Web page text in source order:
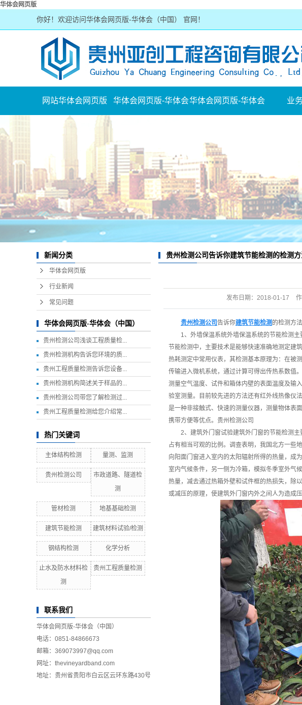
华体会网页版
你好！欢迎访问华体会网页版-华体会（中国） 官网！
网站华体会网页版 华体会网页版-华体会
组织架构
华体会网页版
公司风采
办公环境
实验室、设备间
现场检测
安全用品设备
材料设备
化学设备
华体会网页版-华体会
行业新闻
常见问题
业
工程物
量
管材及管
材
结
房屋
岩土工程/
环
安全防
新闻分类
华体会网页版
行业新闻
常见问题
华体会网页版-华体会（中国）
贵州检测公司浅谈工程质量检...
贵州检测机构告诉您环境的质...
贵州工程质量检测告诉您设备...
贵州检测机构简述关于样品的...
贵州检测公司带您了解检测过...
贵州工程质量检测给您介绍常...
热门关键词
主体结构检测 量测、监测
贵州检测公司
市政道路、隧道检
测
管材检测 地基基础检测
建筑节能检测 建筑材料试验/检测
钢结构检测 化学分析
止水及防水材料检
测
贵州工程质量检测
联系我们
华体会网页版-华体会（中国）
电话：0851-84866673
邮箱：369073997@qq.com
网址：thevineyardband.com
地址：贵州省贵阳市白云区云环东路430号
贵州检测公司告诉你建筑节能检测的检测方
发布日期： 2018-01-17 作
贵州检测公司告诉你建筑节能检测 的检测方法
1、外墙保温系统外墙保温系统的节能检测
节能检测中，主要技术是能够快速准确地测定建
热耗测定中常用仪表，其检测基本原理为：在被
传输进入微机系统，通过计算可得出传热系数值
测量空气温度、试件和箱体内壁的表面温度及输
验室测量。目前较先进的方法还有红外线热像仪
是一种非接触式、快速的测量仪器，测量物体表
携带方便等优点。贵州检测公司
2、建筑外门窗试验建筑外门窗的节能检测
占有相当可观的比例。调查表明，我国北方一些
向阳面门窗进入室内的太阳辐射所得的热量，成
室内气候条件，另一侧为冷箱，模拟冬季室外气
热量，减去通过热箱外壁和试件框的热损失，除
或减压的原理，使建筑外门窗内外之间人为造成